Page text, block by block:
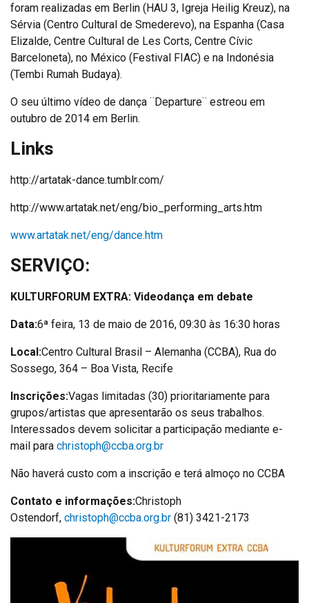
foram realizadas em Berlin (HAU 3, Igreja Heilig Kreuz), na
Sérvia (Centro Cultural de Smederevo), na Espanha (Casa
Elizalde, Centre Cultural de Les Corts, Centre Cívic
Barceloneta), no México (Festival FIAC) e na Indonésia
(Tembi Rumah Budaya).
O seu último vídeo de dança ¨Departure¨ estreou em
outubro de 2014 em Berlin.
Links
http://artatak-dance.tumblr.com/
http://www.artatak.net/eng/bio_performing_arts.htm
www.artatak.net/eng/dance.htm
SERVIÇO:
KULTURFORUM EXTRA: Videodança em debate
Data:6ª feira, 13 de maio de 2016, 09:30 às 16:30 horas
Local:Centro Cultural Brasil – Alemanha (CCBA), Rua do
Sossego, 364 – Boa Vista, Recife
Inscrições:Vagas limitadas (30) prioritariamente para
grupos/artistas que apresentarão os seus trabalhos.
Interessados devem solicitar a participação mediante e-
mail para christoph@ccba.org.br
Não haverá custo com a inscrição e terá almoço no CCBA
Contato e informações:Christoph
Ostendorf, christoph@ccba.org.br (81) 3421-2173